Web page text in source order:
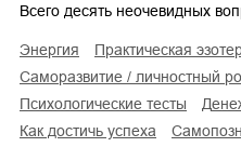
Всего десять неочевидных
энергия
практическая
саморазвитие / личностный
психологические тесты
как достичь успеха